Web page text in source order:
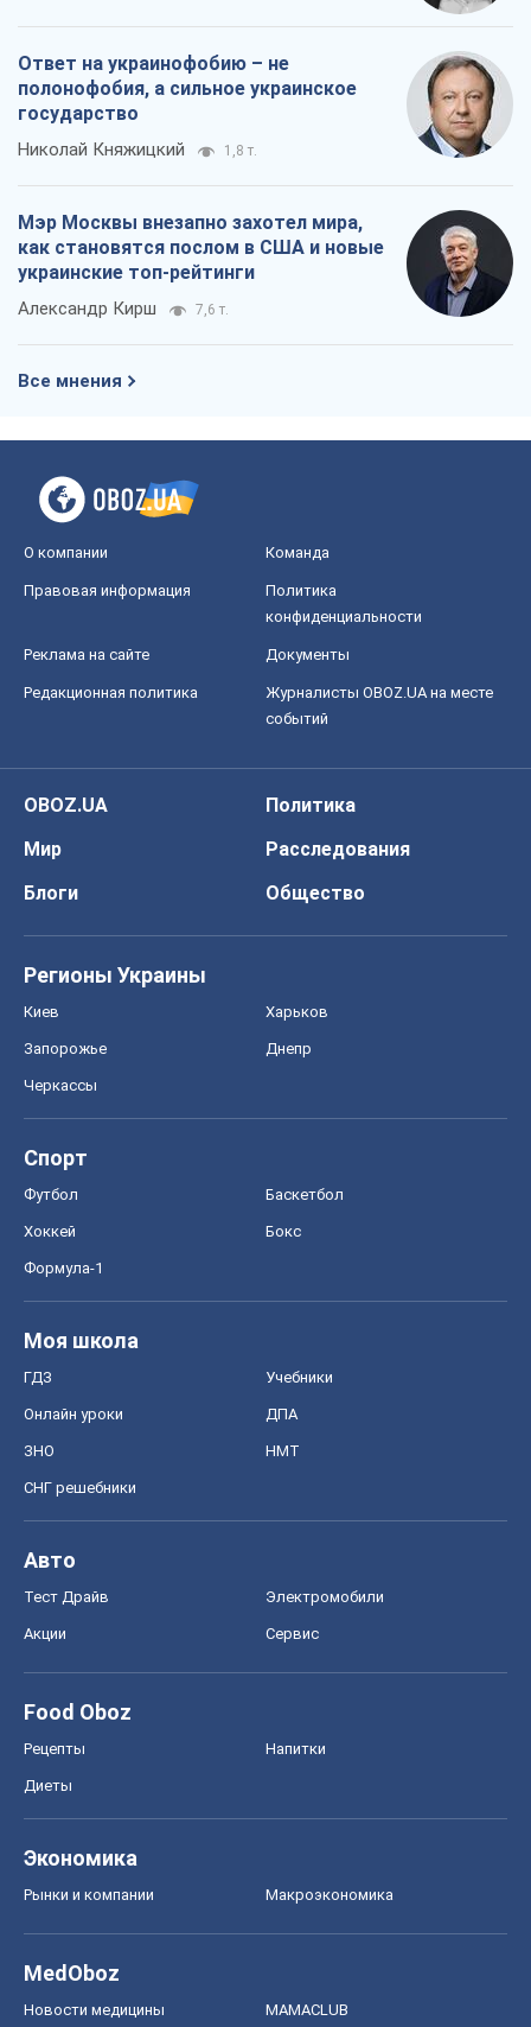
Ответ на украинофобию – не
полонофобия, а сильное украинское
государство
Николай Княжицкий 1,8 т.
Мэр Москвы внезапно захотел мира,
как становятся послом в США и новые
украинские топ-рейтинги
Александр Кирш 7,6 т.
Все мнения
О компании Команда
Правовая информация
Политика
конфиденциальности
Реклама на сайте Документы
Редакционная политика
Журналисты OBOZ.UA на месте
событий
OBOZ.UA
Политика
Мир
Расследования
Блоги
Общество
Регионы Украины
Киев Харьков
Запорожье Днепр
Черкассы
Спорт
Футбол Баскетбол
Хоккей Бокс
Формула-1
Моя школа
ГДЗ Учебники
Онлайн уроки ДПА
ЗНО НМТ
СНГ решебники
Авто
Тест Драйв Электромобили
Акции Сервис
Food Oboz
Рецепты Напитки
Диеты
Экономика
Рынки и компании Mакроэкономика
MedOboz
Новости медицины MAMACLUB